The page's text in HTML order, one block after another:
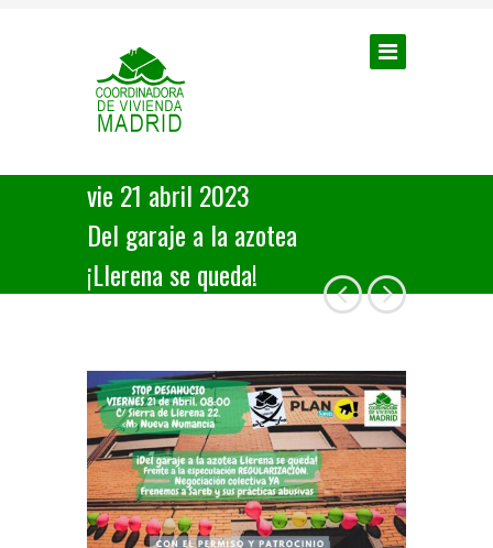
vie 21 abril 2023
Del garaje a la azotea
¡Llerena se queda!